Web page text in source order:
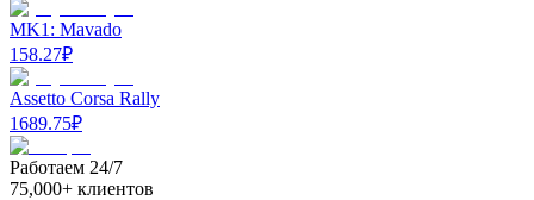
MK1: Mavado
158.27₽
Assetto Corsa Rally
1689.75₽
Работаем 24/7
75,000+ клиентов